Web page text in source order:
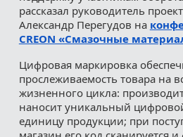
рассказал руководитель
Александр Перегудов на
CREON «Смазочные
Цифровая маркировка
прослеживаемость товара на
жизненного цикла:
наносит уникальный
единицу продукции; при